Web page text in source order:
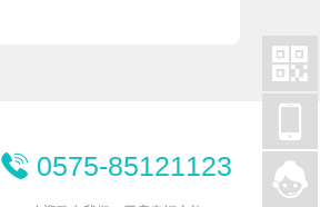
0575-85121123

